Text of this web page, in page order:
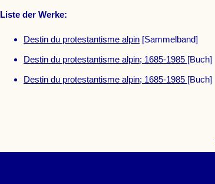
Liste der Werke:
Destin du protestantisme alpin [Sammelband]
Destin du protestantisme alpin; 1685-1985 [Buch]
Destin du protestantisme alpin; 1685-1985 [Buch]